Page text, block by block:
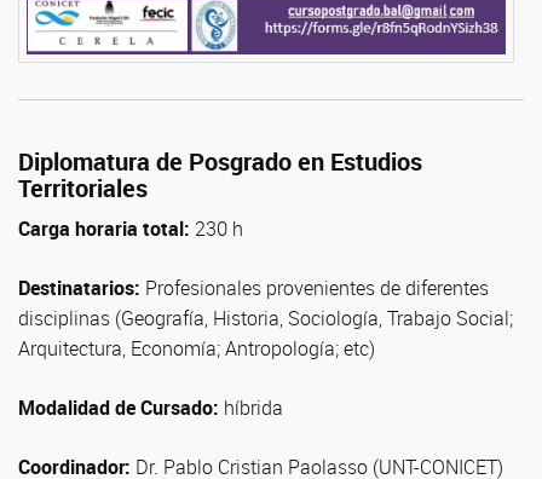
Diplomatura de Posgrado en Estudios
Territoriales
Carga horaria total: 230 h
Destinatarios: Profesionales provenientes de diferentes
disciplinas (Geografía, Historia, Sociología, Trabajo Social;
Arquitectura, Economía; Antropología; etc)
Modalidad de Cursado: híbrida
Coordinador: Dr. Pablo Cristian Paolasso (UNT-CONICET)